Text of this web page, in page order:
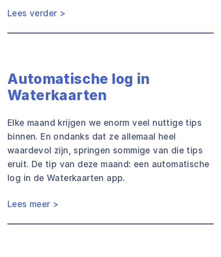
Lees verder >
Automatische log in
Waterkaarten
Elke maand krijgen we enorm veel nuttige tips
binnen. En ondanks dat ze allemaal heel
waardevol zijn, springen sommige van die tips
eruit. De tip van deze maand: een automatische
log in de Waterkaarten app.
Lees meer >